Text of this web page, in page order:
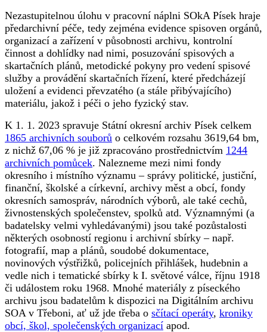
Nezastupitelnou úlohu v pracovní náplni SOkA Písek hraje
předarchivní péče, tedy zejména evidence spisoven orgánů,
organizací a zařízení v působnosti archivu, kontrolní
činnost a dohlídky nad nimi, posuzování spisových a
skartačních plánů, metodické pokyny pro vedení spisové
služby a provádění skartačních řízení, které předcházejí
uložení a evidenci převzatého (a stále přibývajícího)
materiálu, jakož i péči o jeho fyzický stav.
K 1. 1. 2023 spravuje Státní okresní archiv Písek celkem
1865 archivních souborů o celkovém rozsahu 3619,64 bm,
z nichž 67,06 % je již zpracováno prostřednictvím 1244
archivních pomůcek. Nalezneme mezi nimi fondy
okresního i místního významu – správy politické, justiční,
finanční, školské a církevní, archivy měst a obcí, fondy
okresních samospráv, národních výborů, ale také cechů,
živnostenských společenstev, spolků atd. Významnými (a
badatelsky velmi vyhledávanými) jsou také pozůstalosti
některých osobností regionu i archivní sbírky – např.
fotografií, map a plánů, soudobé dokumentace,
novinových výstřižků, policejních přihlášek, hudebnin a
vedle nich i tematické sbírky k I. světové válce, říjnu 1918
či událostem roku 1968. Mnohé materiály z píseckého
archivu jsou badatelům k dispozici na Digitálním archivu
SOA v Třeboni, ať už jde třeba o sčítací operáty, kroniky
obcí, škol, společenských organizací apod.